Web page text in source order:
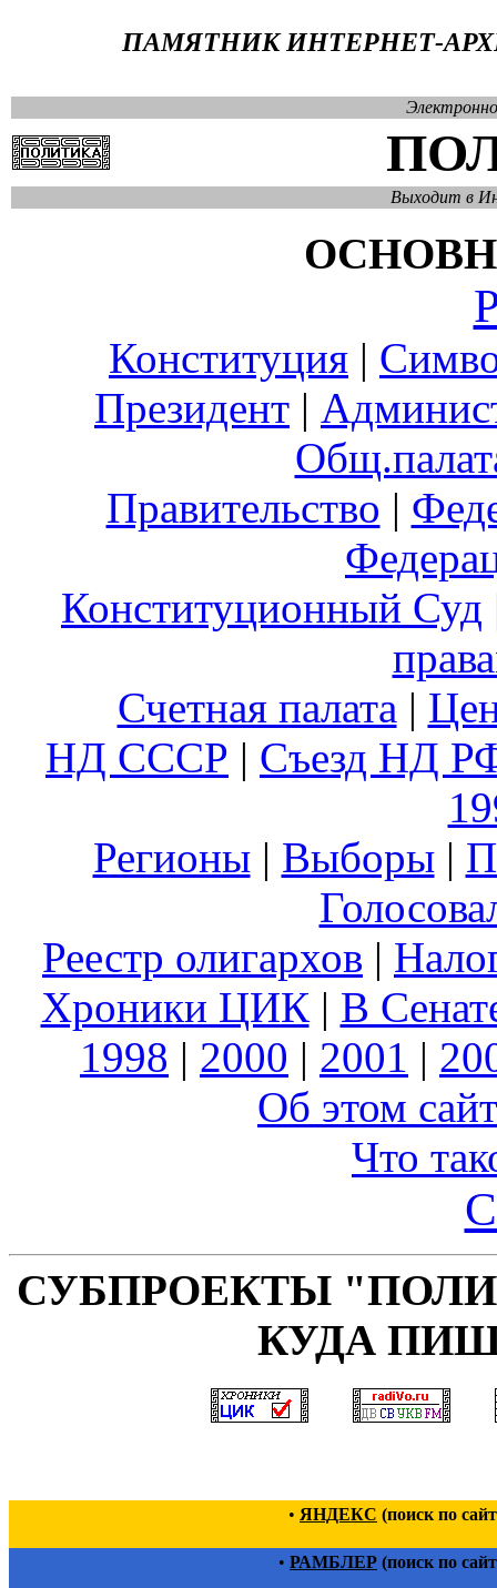
ПАМЯТНИК ИНТЕРНЕТ-
Выходит в
Конституция |
Президент |
Правительство |
Конституционный Суд
Счетная палата |
НД СССР | Съезд НД
Регионы| Выборы|
Реестр олигархов |
Хроники ЦИК| В
1998 | 2000 | 2001 |
Об этом
Что
СУБПРОЕКТЫ
КУДА
• ЯНДЕКС (поиск по
• РАМБЛЕР (поиск по